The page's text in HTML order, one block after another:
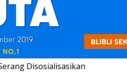
Disosialisasikan